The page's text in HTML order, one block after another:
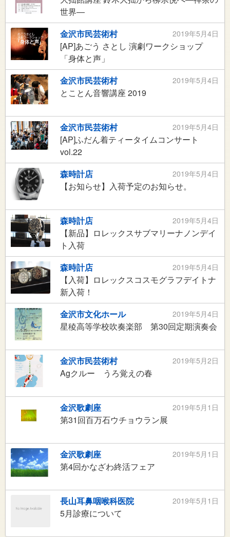
世界―
2019年5月4日
金沢市民芸術村
[AP]あごう さとし 演劇ワークショップ
「身体と声」
2019年5月4日
金沢市民芸術村
とことん音響講座 2019
2019年5月4日
金沢市民芸術村
[AP]ふだん着ティータイムコンサート
vol.22
2019年5月4日
森時計店
【お知らせ】入荷予定のお知らせ。
2019年5月4日
森時計店
【新品】ロレックスサブマリーナノンデイ
ト入荷
2019年5月4日
森時計店
【入荷】ロレックスコスモグラフデイトナ
新入荷！
2019年5月4日
金沢市文化ホール
星稜高等学校吹奏楽部 第30回定期演奏会
2019年5月2日
金沢市民芸術村
Agクルー うろ覚えの春
2019年5月1日
金沢歌劇座
第31回百万石ウチョウラン展
2019年5月1日
金沢歌劇座
第4回かなざわ終活フェア
2019年5月1日
長山耳鼻咽喉科医院
5月診療について